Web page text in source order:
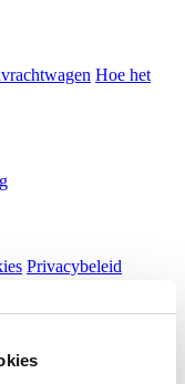
Hoe het
Privacybeleid